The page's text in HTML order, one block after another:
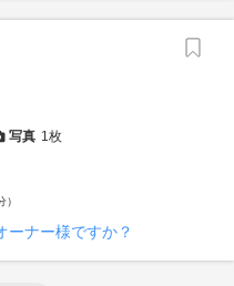
写真 1枚
ーナー様ですか？